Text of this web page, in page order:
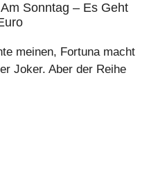
Sonntag – Es Geht
meinen, Fortuna macht
Joker. Aber der Reihe